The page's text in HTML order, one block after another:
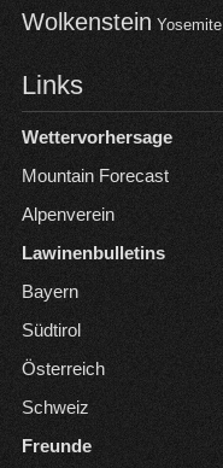
Wolkenstein Yosemite
Links
Wettervorhersage
Mountain Forecast
Alpenverein
Lawinenbulletins
Bayern
Südtirol
Österreich
Schweiz
Freunde